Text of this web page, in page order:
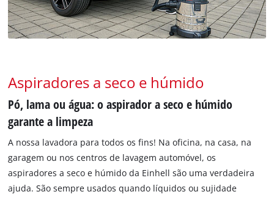
Aspiradores a seco e húmido
Pó, lama ou água: o aspirador a seco e húmido
garante a limpeza
A nossa lavadora para todos os fins! Na oficina, na casa, na
garagem ou nos centros de lavagem automóvel, os
aspiradores a seco e húmido da Einhell são uma verdadeira
ajuda. São sempre usados quando líquidos ou sujidade